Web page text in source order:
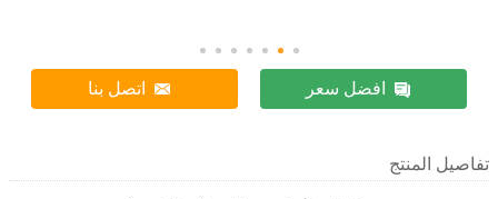
افضل سعر اتصل بنا
تفاصيل المنتج